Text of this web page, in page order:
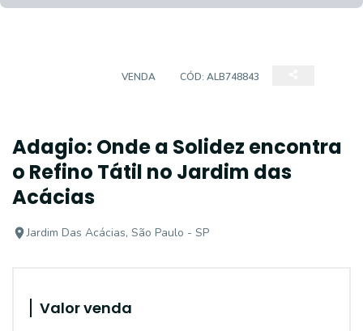
VENDA CÓD: ALB748843
Adagio: Onde a Solidez encontra
o Refino Tátil no Jardim das
Acácias
Jardim Das Acácias, São Paulo - SP
Valor venda